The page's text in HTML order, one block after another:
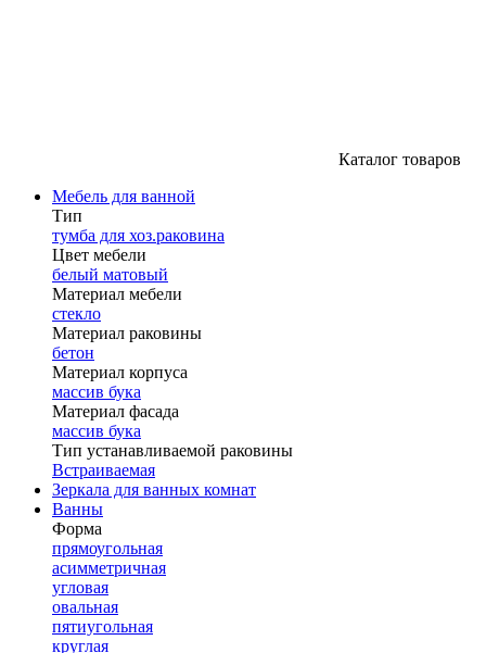
Каталог товаров
Мебель для ванной
Тип
тумба для хоз.раковина
Цвет мебели
белый матовый
Материал мебели
стекло
Материал раковины
бетон
Материал корпуса
массив бука
Материал фасада
массив бука
Тип устанавливаемой раковины
Встраиваемая
Зеркала для ванных комнат
Ванны
Форма
прямоугольная
асимметричная
угловая
овальная
пятиугольная
круглая